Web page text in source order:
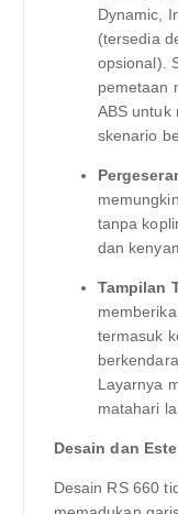
Dynamic,
(tersedia
opsional).
pemetaan
ABS untuk
skenario
tanpa
dan
Tampilan
termasuk
Layarnya
matahari
Desain dan
Desain RS 660